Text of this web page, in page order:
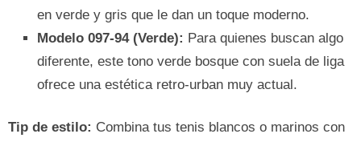
en verde y gris que le dan un toque moderno.
Modelo 097-94 (Verde): Para quienes buscan algo
diferente, este tono verde bosque con suela de liga
ofrece una estética retro-urban muy actual.
Tip de estilo: Combina tus tenis blancos o marinos con